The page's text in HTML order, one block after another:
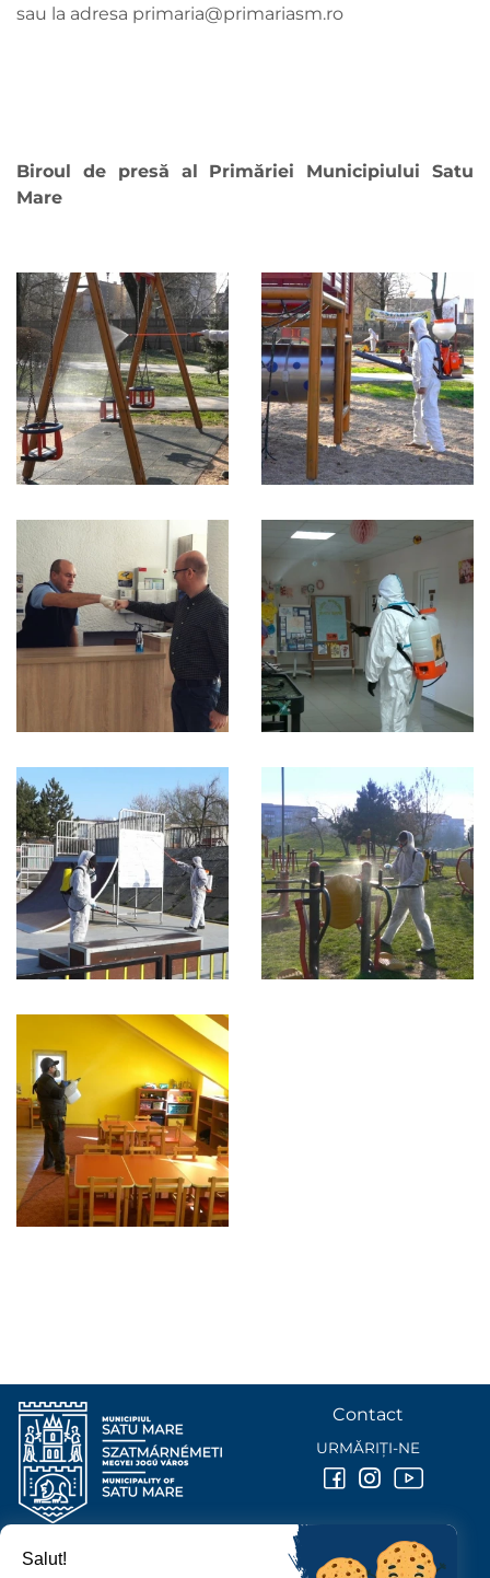
sau la adresa primaria@primariasm.ro
Biroul de presă al Primăriei Municipiului Satu
Mare
PRIMĂRIA MUNICIPIULUI
Contact
URMĂRIȚI-NE
Salut!